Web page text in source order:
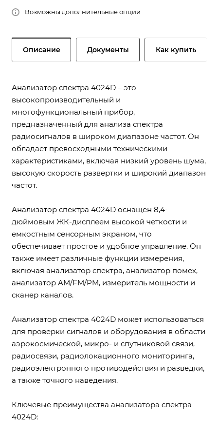
Возможны дополнительные опции
Описание Документы Как купить
Анализатор спектра 4024D – это
высокопроизводительный и
многофункциональный прибор,
предназначенный для анализа спектра
радиосигналов в широком диапазоне частот. Он
обладает превосходными техническими
характеристиками, включая низкий уровень шума,
высокую скорость развертки и широкий диапазон
частот.
Анализатор спектра 4024D оснащен 8,4-
дюймовым ЖК-дисплеем высокой четкости и
емкостным сенсорным экраном, что
обеспечивает простое и удобное управление. Он
также имеет различные функции измерения,
включая анализатор спектра, анализатор помех,
анализатор AM/FM/PM, измеритель мощности и
сканер каналов.
Анализатор спектра 4024D может использоваться
для проверки сигналов и оборудования в области
аэрокосмической, микро- и спутниковой связи,
радиосвязи, радиолокационного мониторинга,
радиоэлектронного противодействия и разведки,
а также точного наведения.
Ключевые преимущества анализатора спектра
4024D: